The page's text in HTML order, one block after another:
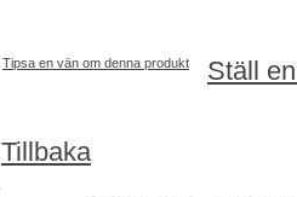
Tipsa en vän om denna produkt Ställ
Tillbaka